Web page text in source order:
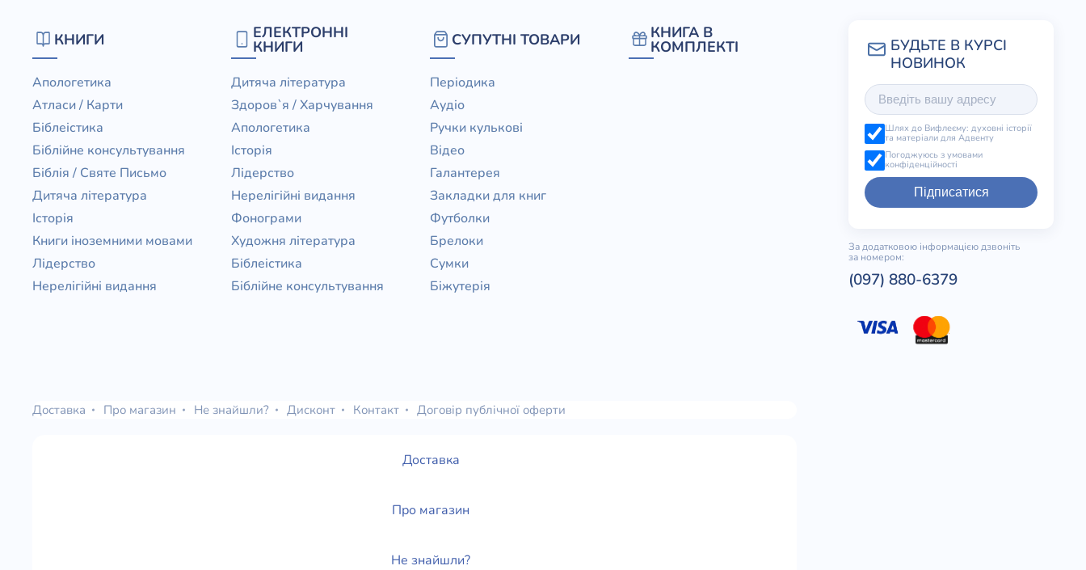
КНИГИ
Апологетика
Атласи / Карти
Біблеістика
Біблійне консультування
Біблія / Святе Письмо
Дитяча література
Історія
Книги іноземними мовами
Лідерство
Нерелігійні видання
ЕЛЕКТРОННІ
КНИГИ
Дитяча література
Здоров`я / Харчування
Апологетика
Історія
Лідерство
Нерелігійні видання
Фонограми
Художня література
Біблеістика
Біблійне консультування
СУПУТНІ ТОВАРИ
Періодика
Аудіо
Ручки кулькові
Відео
Галантерея
Закладки для книг
Футболки
Брелоки
Сумки
Біжутерія
КНИГА В
КОМПЛЕКТІ
Шлях до Вифлеєму: духовні історії
та матеріали для Адвенту
Погоджуюсь з умовами
конфіденційності
Підписатися
За додатковою інформацією дзвоніть
за номером:
(097) 880-6379
Доставка Про магазин Не знайшли? Дисконт Контакт Договір публічної оферти
Доставка
Про магазин
Не знайшли?